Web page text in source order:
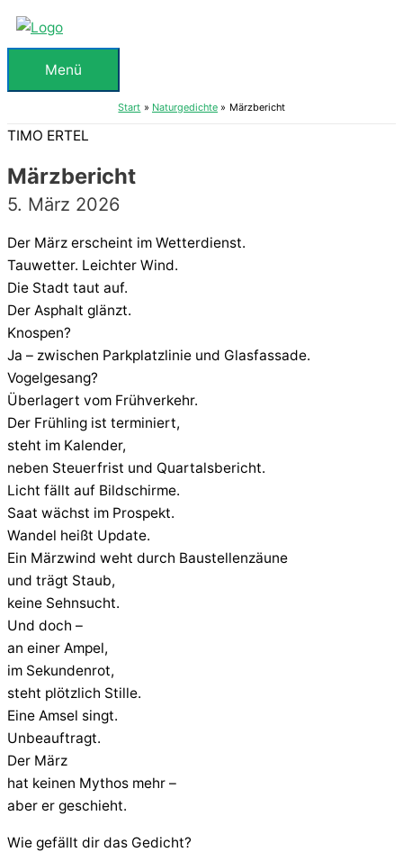
Zum
Inhalt
springenMenü
Menü
Start Naturgedichte Märzbericht
TIMO ERTEL
Märzbericht
5. März 2026
Der März erscheint im Wetterdienst.
Tauwetter. Leichter Wind.
Die Stadt taut auf.
Der Asphalt glänzt.
Knospen?
Ja – zwischen Parkplatzlinie und Glasfassade.
Vogelgesang?
Überlagert vom Frühverkehr.
Der Frühling ist terminiert,
steht im Kalender,
neben Steuerfrist und Quartalsbericht.
Licht fällt auf Bildschirme.
Saat wächst im Prospekt.
Wandel heißt Update.
Ein Märzwind weht durch Baustellenzäune
und trägt Staub,
keine Sehnsucht.
Und doch –
an einer Ampel,
im Sekundenrot,
steht plötzlich Stille.
Eine Amsel singt.
Unbeauftragt.
Der März
hat keinen Mythos mehr –
aber er geschieht.
Wie gefällt dir das Gedicht?